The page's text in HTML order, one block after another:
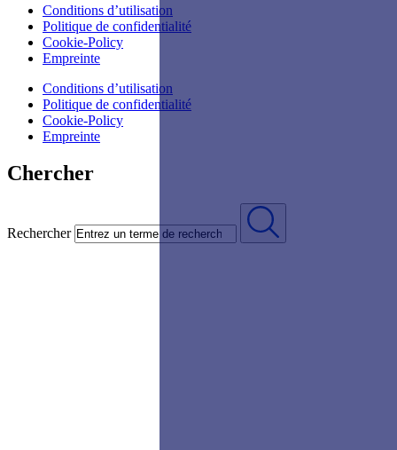
Conditions d’utilisation
Politique de confidentialité
Cookie-Policy
Empreinte
Conditions d’utilisation
Politique de confidentialité
Cookie-Policy
Empreinte
Chercher
Rechercher